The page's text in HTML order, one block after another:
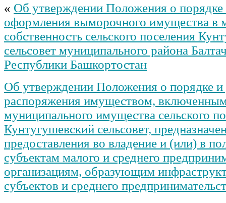
« Об утверждении Положения о порядке
оформления выморочного имущества в
собственность сельского поселения
сельсовет муниципального района
Республики Башкортостан
Об утверждении Положения о порядке и
распоряжения имуществом,
муниципального имущества сельского
Кунтугушевский сельсовет,
предоставления во владение и (или) в
субъектам малого и среднего
организациям, образующим
субъектов и среднего